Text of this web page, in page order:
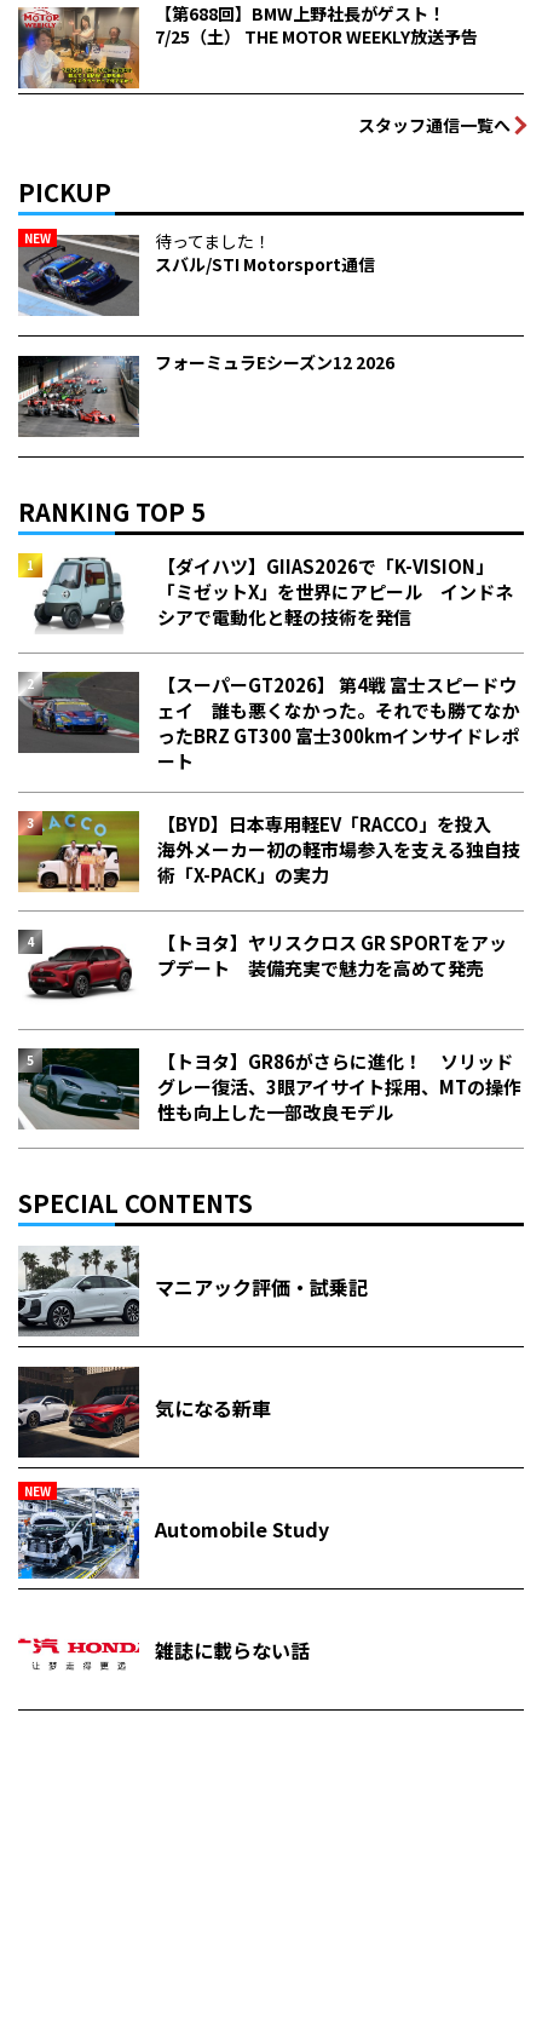
【第688回】BMW上野社長がゲスト！
7/25（土） THE MOTOR WEEKLY放送予告
スタッフ通信一覧へ
PICKUP
NEW
待ってました！
スバル/STI Motorsport通信
フォーミュラEシーズン12 2026
RANKING TOP 5
【ダイハツ】GIIAS2026で「K-VISION」
「ミゼットX」を世界にアピール インドネ
シアで電動化と軽の技術を発信
【スーパーGT2026】 第4戦 富士スピードウ
ェイ 誰も悪くなかった。それでも勝てなか
った――BRZ GT300 富士300kmインサイドレポ
ート
【BYD】日本専用軽EV「RACCO」を投入
海外メーカー初の軽市場参入を支える独自技
術「X-PACK」の実力
【トヨタ】ヤリスクロス GR SPORTをアッ
プデート 装備充実で魅力を高めて発売
【トヨタ】GR86がさらに進化！ ソリッド
グレー復活、3眼アイサイト採用、MTの操作
性も向上した一部改良モデル
SPECIAL CONTENTS
マニアック評価・試乗記
気になる新車
NEW
Automobile Study
雑誌に載らない話